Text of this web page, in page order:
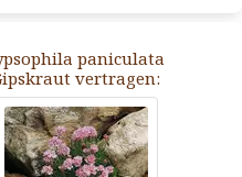
paniculata
vertragen: